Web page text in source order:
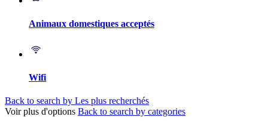
Animaux domestiques acceptés
Wifi
Back to search by Les plus recherchés
Voir plus d'options Back to search by categories